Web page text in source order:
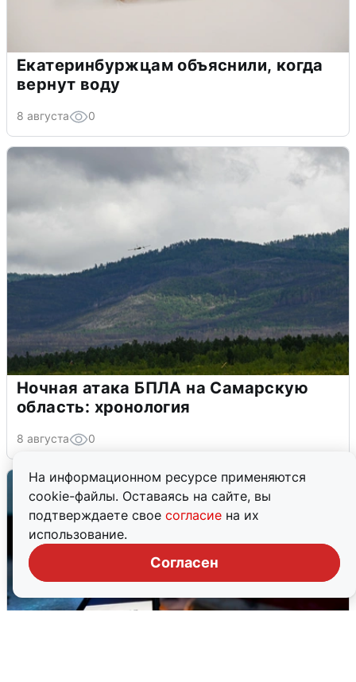
На информационном ресурсе применяются
cookie-файлы. Оставаясь на сайте, вы
подтверждаете свое согласие на их
использование.
Согласен
Екатеринбуржцам объяснили, когда
вернут воду
8 августа 0
Ночная атака БПЛА на Самарскую
область: хронология
8 августа 0